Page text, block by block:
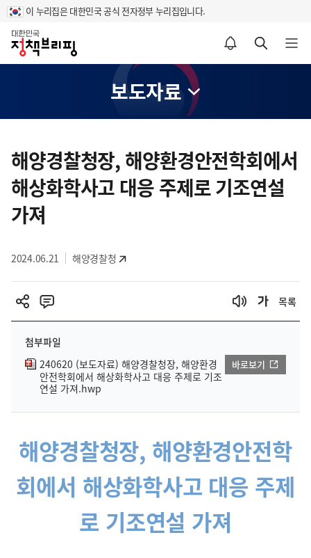
이 누리집은 대한민국 공식 전자정부 누리집입니다.
홈
알림설정 바로가기 검색 바로가기 메뉴 열기
보도자료
텐
츠
영
역
해양경찰청장, 해양환경안전학회에서
해상화학사고 대응 주제로 기조연설
가져
2024.06.21 해양경찰청
목록
첨부파일
240620 (보도자료) 해양경찰청장, 해양환경
안전학회에서 해상화학사고 대응 주제로 기조
연설 가져.hwp
바로보기
해양경찰청장, 해양환경안전학
회에서 해상화학사고 대응 주제
로 기조연설 가져